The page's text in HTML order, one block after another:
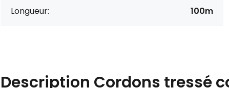
Longueur: 100m
Description Cordons tressé